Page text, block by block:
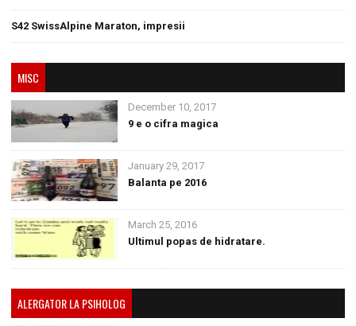
S42 SwissAlpine Maraton, impresii
MISC
December 10, 2017
9 e o cifra magica
January 29, 2017
Balanta pe 2016
March 25, 2016
Ultimul popas de hidratare.
ALERGATOR LA PSIHOLOG